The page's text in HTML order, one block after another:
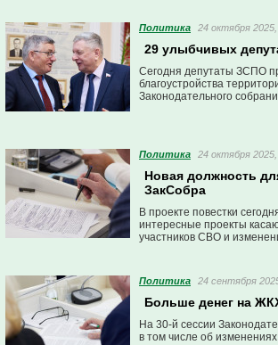
Политика 24 октября
29 улыбчивых
Сегодня депутаты ЗСПО
благоустройства
Законодательного
Политика 24 октября
Новая должность
ЗакСобра
В проекте повестки
интересные проекты
участников СВО и
Политика 24 сентября
Больше денег на
На 30-й сессии
в том числе об